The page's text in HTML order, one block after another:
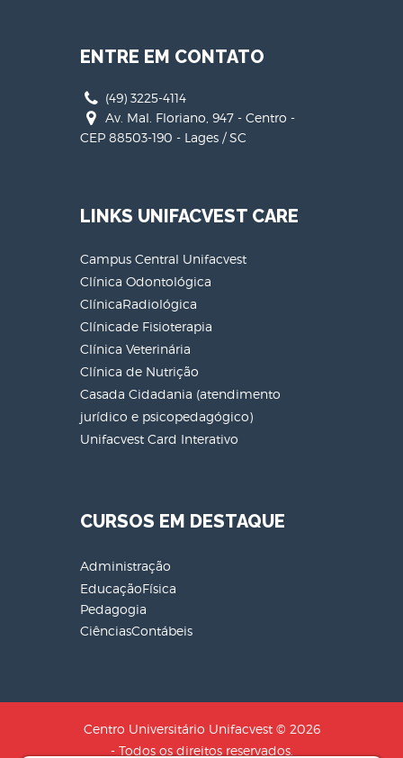
ENTRE EM CONTATO
(49) 3225-4114
Av. Mal. Floriano, 947 - Centro -
CEP 88503-190 - Lages / SC
LINKS UNIFACVEST CARE
Campus Central Unifacvest
Clínica Odontológica
ClínicaRadiológica
Clínicade Fisioterapia
Clínica Veterinária
Clínica de Nutrição
Casada Cidadania (atendimento
jurídico e psicopedagógico)
Unifacvest Card Interativo
CURSOS EM DESTAQUE
Administração
EducaçãoFísica
Pedagogia
CiênciasContábeis
Centro Universitário Unifacvest © 2026
- Todos os direitos reservados.